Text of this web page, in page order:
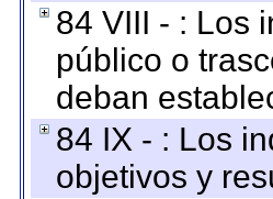
84 VIII - : Los
público o
deban
84 IX - : Los
objetivos y